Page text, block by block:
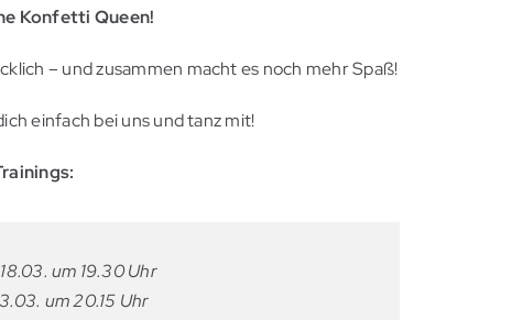
Konfetti Queen!
– und zusammen macht es noch mehr Spaß!
einfach bei uns und tanz mit!
um 19.30 Uhr
um 20.15 Uhr